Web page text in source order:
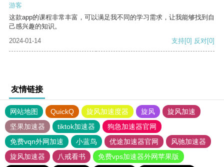
游客
这款app的课程非常丰富，可以满足我不同的学习需求，让我能够找到自
己感兴趣的知识。
2024-01-14
支持[0] 反对[0]
友情链接
网站地图 QuickQ 旋风加速度器 旋风
旋风加速
坚果加速器
tiktok加速器
狗急加速器官网
免费vqn外网加速
小蓝鸟 优途加速器官网
风驰加速器
旋风加速器
八戒看书
免费vps加速器外网苹果版